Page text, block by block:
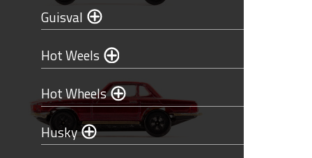
Guisval
Hot Weels
Hot Wheels
Husky